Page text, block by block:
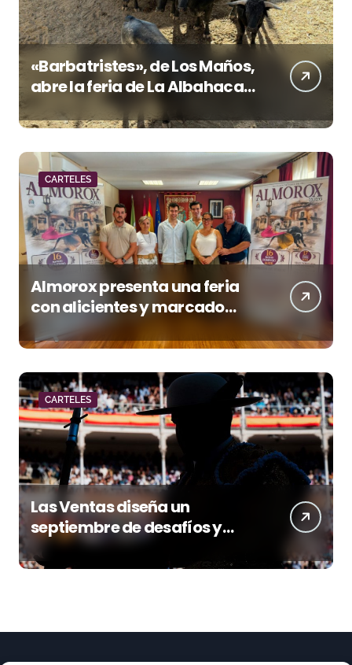
«Barbatristes», de Los Maños,
abre la feria de La Albahaca
de Huesca
CARTELES
Almorox presenta una feria
con alicientes y marcado
acento torista
CARTELES
Las Ventas diseña un
septiembre de desafíos y
variedad ganadera